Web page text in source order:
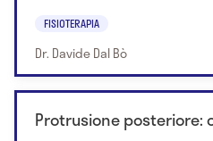
FISIOTERAPIA
Dr. Davide Dal Bò
Protrusione posteriore: